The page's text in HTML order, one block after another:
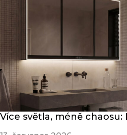
Více světla, méně chaosu: